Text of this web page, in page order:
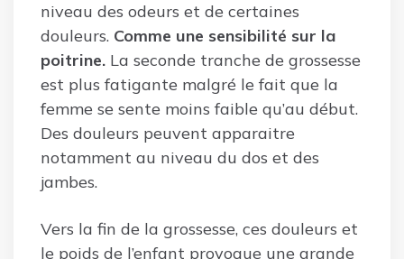
niveau des odeurs et de certaines
douleurs. Comme une sensibilité sur la
poitrine. La seconde tranche de grossesse
est plus fatigante malgré le fait que la
femme se sente moins faible qu’au début.
Des douleurs peuvent apparaitre
notamment au niveau du dos et des
jambes.
Vers la fin de la grossesse, ces douleurs et
le poids de l’enfant provoque une grande